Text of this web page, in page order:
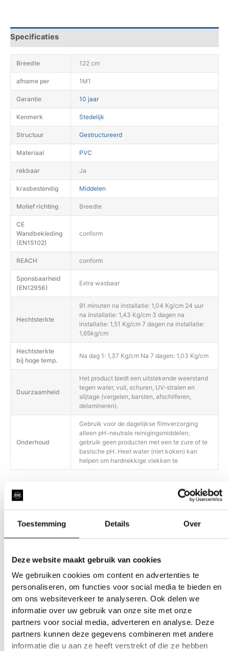
Toestemming Details Over
Deze website maakt gebruik van cookies
We gebruiken cookies om content en advertenties te
personaliseren, om functies voor social media te bieden en
om ons websiteverkeer te analyseren. Ook delen we
informatie over uw gebruik van onze site met onze
partners voor social media, adverteren en analyse. Deze
partners kunnen deze gegevens combineren met andere
informatie die u aan ze heeft verstrekt of die ze hebben
Specificaties
Breedte 122 cm
afname per 1M1
Garantie 10 jaar
Kenmerk Stedelijk
Structuur Gestructureerd
Materiaal PVC
rekbaar Ja
krasbestendig Middelen
Motief richting Breedte
CE
Wandbekleding
(EN15102)
conform
REACH conform
Sponsbaarheid
(EN12956)
Extra wasbaar
Hechtsterkte
91 minuten na installatie: 1,04 Kg/cm 24 uur
na installatie: 1,43 Kg/cm 3 dagen na
installatie: 1,51 Kg/cm 7 dagen na installatie:
1,65kg/cm
Hechtsterkte
bij hoge temp.
Na dag 1: 1,37 Kg/cm Na 7 dagen: 1,03 Kg/cm
Duurzaamheid
Het product biedt een uitstekende weerstand
tegen water, vuil, schuren, UV-stralen en
slijtage (vergelen, barsten, afschilferen,
delamineren).
Onderhoud
Gebruik voor de dagelijkse filmverzorging
alleen pH-neutrale reinigingsmiddelen;
gebruik geen producten met een te zure of te
basische pH. Heet water (niet koken) kan
helpen om hardnekkige vlekken te